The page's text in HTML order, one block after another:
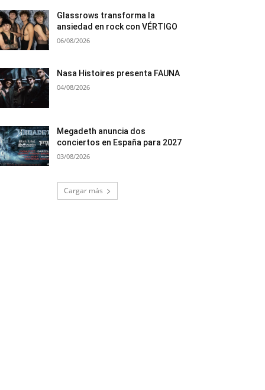
Glassrows transforma la
ansiedad en rock con VÉRTIGO
06/08/2026
Nasa Histoires presenta FAUNA
04/08/2026
Megadeth anuncia dos
conciertos en España para 2027
03/08/2026
Cargar más